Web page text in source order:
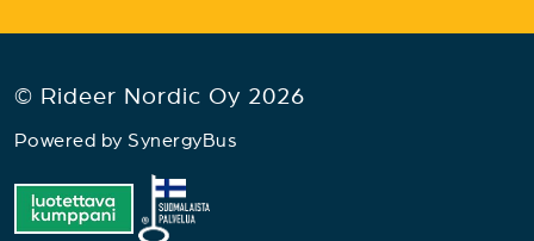
© Rideer Nordic Oy 2026
Powered by SynergyBus